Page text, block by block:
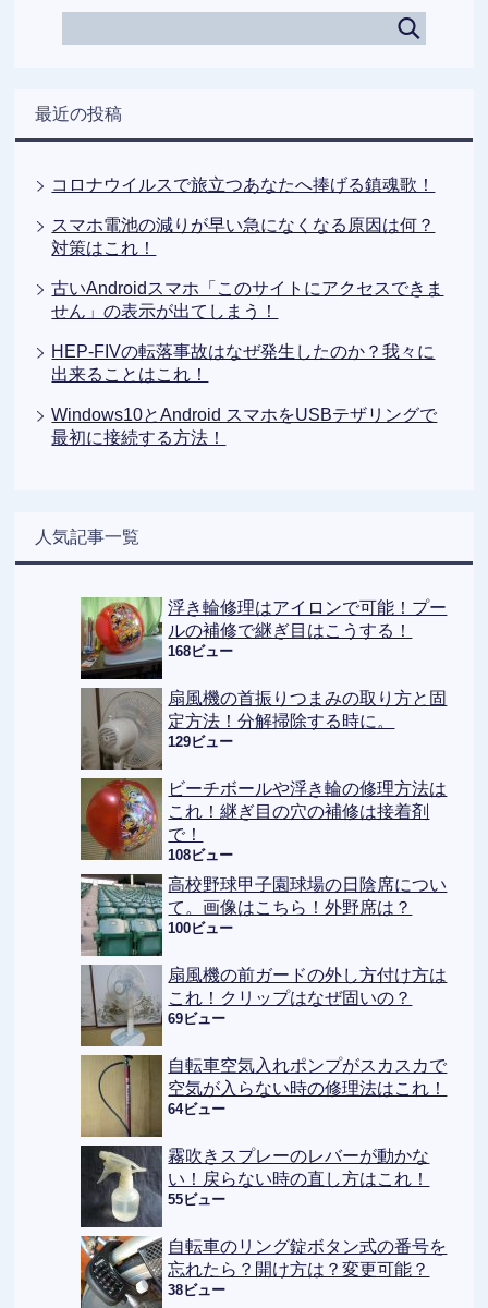
最近の投稿
コロナウイルスで旅立つあなたへ捧げる鎮魂歌！
スマホ電池の減りが早い急になくなる原因は何？
対策はこれ！
古いAndroidスマホ「このサイトにアクセスできま
せん」の表示が出てしまう！
HEP-FIVの転落事故はなぜ発生したのか？我々に
出来ることはこれ！
Windows10とAndroid スマホをUSBテザリングで
最初に接続する方法！
人気記事一覧
浮き輪修理はアイロンで可能！プー
ルの補修で継ぎ目はこうする！
168ビュー
扇風機の首振りつまみの取り方と固
定方法！分解掃除する時に。
129ビュー
ビーチボールや浮き輪の修理方法は
これ！継ぎ目の穴の補修は接着剤
で！
108ビュー
高校野球甲子園球場の日陰席につい
て。画像はこちら！外野席は？
100ビュー
扇風機の前ガードの外し方付け方は
これ！クリップはなぜ固いの？
69ビュー
自転車空気入れポンプがスカスカで
空気が入らない時の修理法はこれ！
64ビュー
霧吹きスプレーのレバーが動かな
い！戻らない時の直し方はこれ！
55ビュー
自転車のリング錠ボタン式の番号を
忘れたら？開け方は？変更可能？
38ビュー